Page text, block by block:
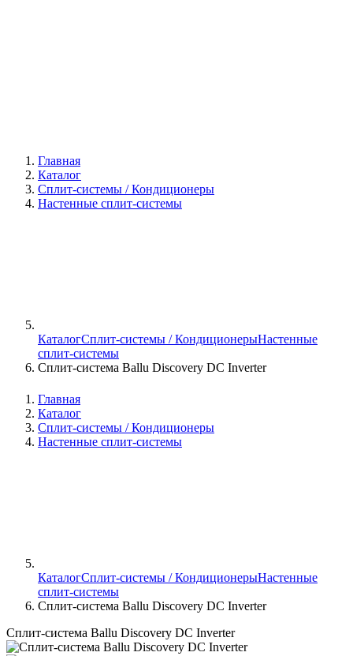
Главная
Каталог
Сплит-системы / Кондиционеры
Настенные сплит-системы
КаталогСплит-системы / КондиционерыНастенные
сплит-системы
Сплит-система Ballu Discovery DC Inverter
Главная
Каталог
Сплит-системы / Кондиционеры
Настенные сплит-системы
КаталогСплит-системы / КондиционерыНастенные
сплит-системы
Сплит-система Ballu Discovery DC Inverter
Сплит-система Ballu Discovery DC Inverter